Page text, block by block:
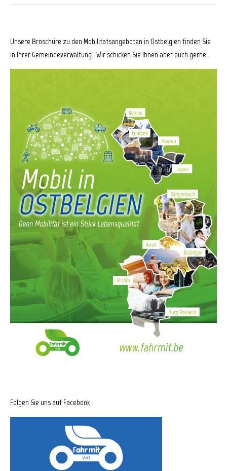
Unsere Broschüre zu den Mobilitätsangeboten in Ostbelgien finden Sie
in Ihrer Gemeindeverwaltung. Wir schicken Sie Ihnen aber auch gerne.
Folgen Sie uns auf Facebook